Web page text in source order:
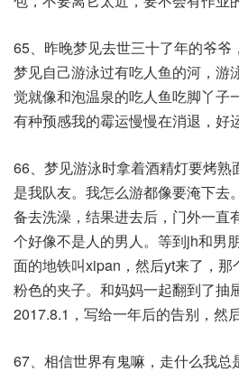
65、昨晚梦见去世三十了年的爷爷
梦见自己游泳过有吃人鱼的河，游
觉就像和泡温泉的吃人鱼吃脚丫
有种预感我的霉运慢慢在消退，
66、梦见游泳时拿着酒精灯要烤熟
是我队友。我怎么游都像要淹下去
备去洗澡，结果进去后，门外一直
个好像不是人的男人。等到jh和男
面的地铁叫xipan，然后yt来了，那
粉色的夹子。和妈妈一起翻到了抽
2017.8.1，写给一年后的告别，然
67、相信世界有鬼嘛，走什么我总